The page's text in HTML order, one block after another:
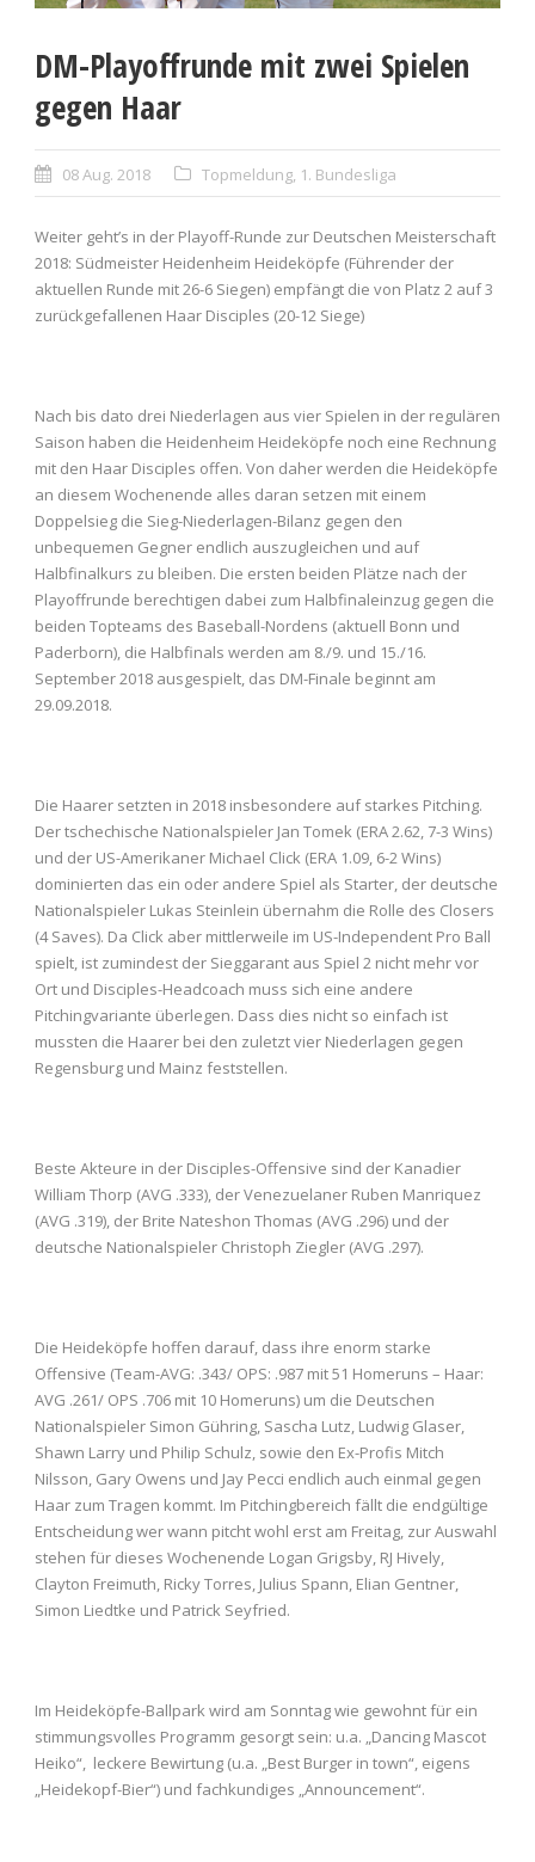
DM-Playoffrunde mit zwei Spielen
gegen Haar
08 Aug. 2018 Topmeldung 1. Bundesliga
Weiter geht’s in der Playoff-Runde zur Deutschen Meisterschaft
2018: Südmeister Heidenheim Heideköpfe (Führender der
aktuellen Runde mit 26-6 Siegen) empfängt die von Platz 2 auf 3
zurückgefallenen Haar Disciples (20-12 Siege)
Nach bis dato drei Niederlagen aus vier Spielen in der regulären
Saison haben die Heidenheim Heideköpfe noch eine Rechnung
mit den Haar Disciples offen. Von daher werden die Heideköpfe
an diesem Wochenende alles daran setzen mit einem
Doppelsieg die Sieg-Niederlagen-Bilanz gegen den
unbequemen Gegner endlich auszugleichen und auf
Halbfinalkurs zu bleiben. Die ersten beiden Plätze nach der
Playoffrunde berechtigen dabei zum Halbfinaleinzug gegen die
beiden Topteams des Baseball-Nordens (aktuell Bonn und
Paderborn), die Halbfinals werden am 8./9. und 15./16.
September 2018 ausgespielt, das DM-Finale beginnt am
29.09.2018.
Die Haarer setzten in 2018 insbesondere auf starkes Pitching.
Der tschechische Nationalspieler Jan Tomek (ERA 2.62, 7-3 Wins)
und der US-Amerikaner Michael Click (ERA 1.09, 6-2 Wins)
dominierten das ein oder andere Spiel als Starter, der deutsche
Nationalspieler Lukas Steinlein übernahm die Rolle des Closers
(4 Saves). Da Click aber mittlerweile im US-Independent Pro Ball
spielt, ist zumindest der Sieggarant aus Spiel 2 nicht mehr vor
Ort und Disciples-Headcoach muss sich eine andere
Pitchingvariante überlegen. Dass dies nicht so einfach ist
mussten die Haarer bei den zuletzt vier Niederlagen gegen
Regensburg und Mainz feststellen.
Beste Akteure in der Disciples-Offensive sind der Kanadier
William Thorp (AVG .333), der Venezuelaner Ruben Manriquez
(AVG .319), der Brite Nateshon Thomas (AVG .296) und der
deutsche Nationalspieler Christoph Ziegler (AVG .297).
Die Heideköpfe hoffen darauf, dass ihre enorm starke
Offensive (Team-AVG: .343/ OPS: .987 mit 51 Homeruns – Haar:
AVG .261/ OPS .706 mit 10 Homeruns) um die Deutschen
Nationalspieler Simon Gühring, Sascha Lutz, Ludwig Glaser,
Shawn Larry und Philip Schulz, sowie den Ex-Profis Mitch
Nilsson, Gary Owens und Jay Pecci endlich auch einmal gegen
Haar zum Tragen kommt. Im Pitchingbereich fällt die endgültige
Entscheidung wer wann pitcht wohl erst am Freitag, zur Auswahl
stehen für dieses Wochenende Logan Grigsby, RJ Hively,
Clayton Freimuth, Ricky Torres, Julius Spann, Elian Gentner,
Simon Liedtke und Patrick Seyfried.
Im Heideköpfe-Ballpark wird am Sonntag wie gewohnt für ein
stimmungsvolles Programm gesorgt sein: u.a. „Dancing Mascot
Heiko“, leckere Bewirtung (u.a. „Best Burger in town“, eigens
„Heidekopf-Bier“) und fachkundiges „Announcement“.